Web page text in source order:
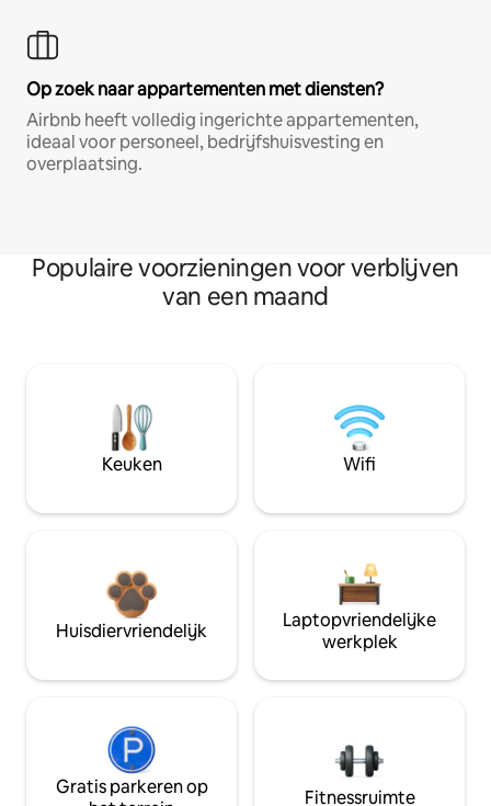
Op zoek naar appartementen met diensten?
Airbnb heeft volledig ingerichte appartementen,
ideaal voor personeel, bedrijfshuisvesting en
overplaatsing.
Populaire voorzieningen voor verblijven
van een maand
Keuken Wifi
Huisdiervriendelijk
Laptopvriendelijke
werkplek
Gratis parkeren op
Fitnessruimte